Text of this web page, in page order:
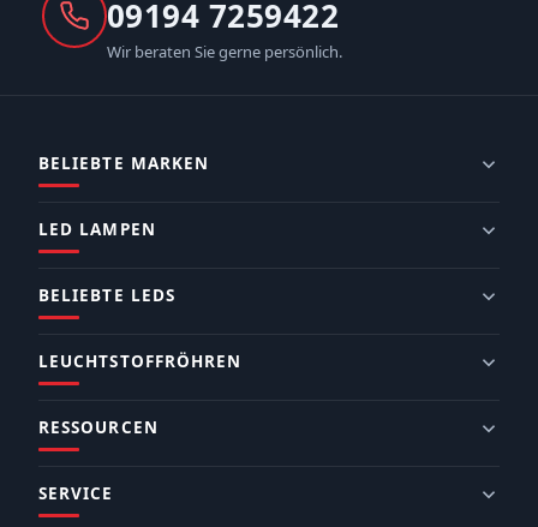
09194 7259422
Wir beraten Sie gerne persönlich.
BELIEBTE MARKEN
LED LAMPEN
BELIEBTE LEDS
LEUCHTSTOFFRÖHREN
RESSOURCEN
SERVICE